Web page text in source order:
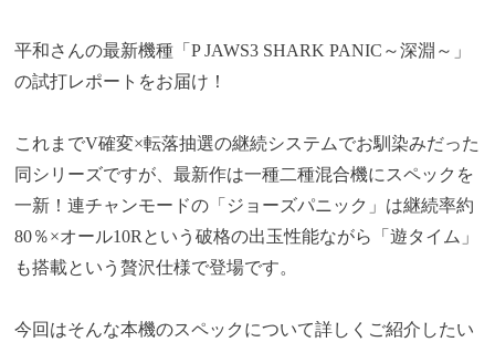
平和さんの最新機種「P JAWS3 SHARK PANIC～深淵～」
の試打レポートをお届け！
これまでV確変×転落抽選の継続システムでお馴染みだった
同シリーズですが、最新作は一種二種混合機にスペックを
一新！連チャンモードの「ジョーズパニック」は継続率約
80％×オール10Rという破格の出玉性能ながら「遊タイム」
も搭載という贅沢仕様で登場です。
今回はそんな本機のスペックについて詳しくご紹介したい